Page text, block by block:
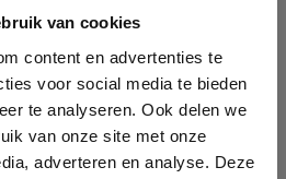
van cookies
content en advertenties te
voor social media te bieden
te analyseren. Ook delen we
van onze site met onze
adverteren en analyse. Deze
pakket er